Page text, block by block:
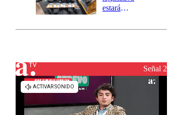
estará
el fin de la
reconstrucciónSeñal 2